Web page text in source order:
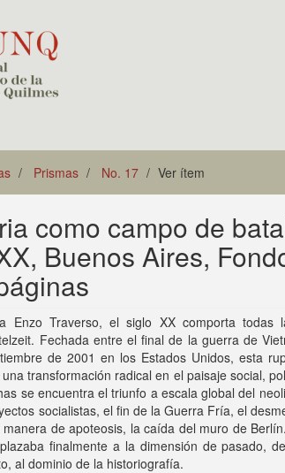
Prismas No. 17 Ver ítem
como campo de
Buenos Aires,
Enzo Traverso, el siglo XX comporta todas
Fechada entre el final de la guerra de
de 2001 en los Estados Unidos, esta
transformación radical en el paisaje social,
se encuentra el triunfo a escala global del
socialistas, el fin de la Guerra Fría, el
manera de apoteosis, la caída del muro de
finalmente a la dimensión de pasado,
al dominio de la historiografía.